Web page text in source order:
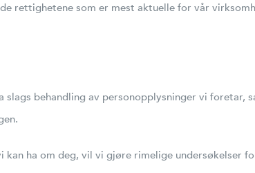
rettighetene som er mest aktuelle for vår
behandling av personopplysninger vi foretar,
kan ha om deg, vil vi gjøre rimelige undersøkelser